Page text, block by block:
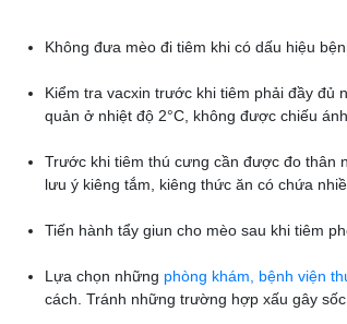
Không đưa mèo đi tiêm khi có dấu hiệu
Kiểm tra vacxin trước khi tiêm phải đầy đủ
quản ở nhiệt độ 2°C, không được chiếu
Trước khi tiêm thú cưng cần được đo thân
lưu ý kiêng tắm, kiêng thức ăn có chứa
Tiến hành tẩy giun cho mèo sau khi tiêm
Lựa chọn những phòng khám, bệnh viện
cách. Tránh những trường hợp xấu gây